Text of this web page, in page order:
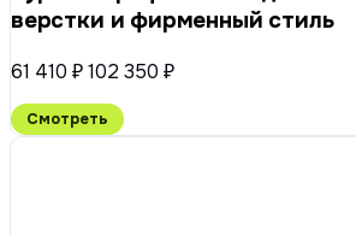
верстки и фирменный стиль
61 410 ₽102 350 ₽
Смотреть